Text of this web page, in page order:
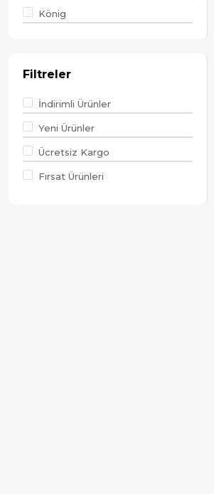
König
Roof
Westa
Filtreler
İndirimli Ürünler
Yeni Ürünler
Ücretsiz Kargo
Fırsat Ürünleri